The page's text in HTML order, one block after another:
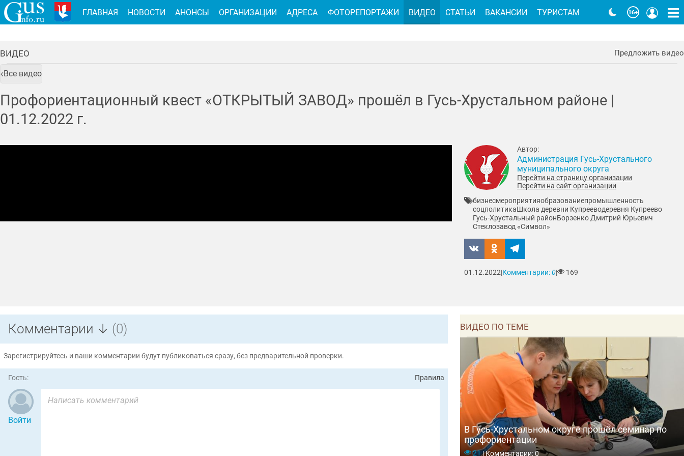
ВИДЕО Предложить видео
Все видео
Профориентационный квест «ОТКРЫТЫЙ ЗАВОД» прошёл в Гусь-Хрустальном районе |
01.12.2022 г.
Автор:
Администрация Гусь-Хрустального
муниципального округа
Перейти на страницу организации
Перейти на сайт организации
бизнесмероприятияобразованиепромышленность
соцполитикаШкола деревни Купрееводеревня Купреево
Гусь-Хрустальный районБорзенко Дмитрий Юрьевич
Стеклозавод «Символ»
01.12.2022|Комментарии:0| 169
Комментарии ↓ (0)
Зарегистрируйтесь и ваши комментарии будут публиковаться сразу, без предварительной проверки.
Гость: Правила
Войти
ВИДЕО ПО ТЕМЕ
В Гусь-Хрустальном округе прошёл семинар по
профориентации
21|Комментарии: 0
ГЛАВНАЯ НОВОСТИ АНОНСЫ ОРГАНИЗАЦИИ АДРЕСА ФОТОРЕПОРТАЖИ ВИДЕО СТАТЬИ ВАКАНСИИ ТУРИСТАМ